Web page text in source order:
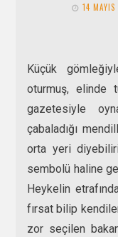
14 MAYIS
Küçük
oturmuş, elinde
gazetesiyle
çabaladığı
orta yeri
sembolü haline
Heykelin
fırsat bilip
zor seçilen